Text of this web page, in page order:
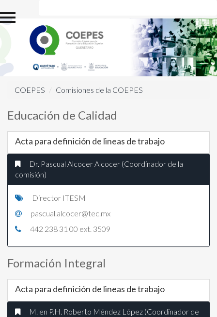
Estructura Orgánica
Directorio
Sistema de Evaluación y
Educación Superior
Comisiones de la
Reuniones de la
COEPES
Información Estadística
de Educación Superior
Carreras
Solicitud para la apertura
de un nuevo programa
Información de Interés
Eventos y Actividades
COEPES Comisiones de la COEPES
Educación de Calidad
Acta para definición de lineas de trabajo
Dr. Pascual Alcocer Alcocer (Coordinador de la
comisión)
Director ITESM
pascual.alcocer@tec.mx
442 238 31 00 ext. 3509
Formación Integral
Acta para definición de lineas de trabajo
M. en P.H. Roberto Méndez López (Coordinador de